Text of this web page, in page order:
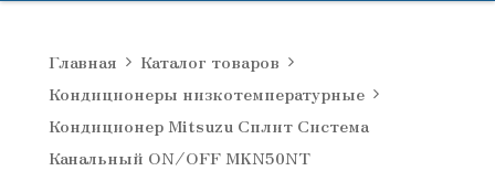
Главная
Каталог товаров
Кондиционеры низкотемпературные
Кондиционер Mitsuzu Сплит Система
Канальный ON/OFF MKN50NT